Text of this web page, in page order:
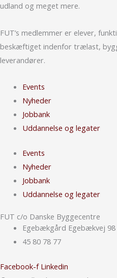
udland og meget mere.
FUT’s medlemmer er elever,
beskæftiget indenfor trælast,
leverandører.
Events
Nyheder
Jobbank
Uddannelse og legater
Events
Nyheder
Jobbank
Uddannelse og legater
FUT c/o Danske Byggecentre
Egebækgård Egebækvej
45 80 78 77
Facebook-f Linkedin